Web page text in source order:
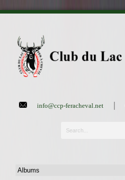
info@ccp-feracheval.net|